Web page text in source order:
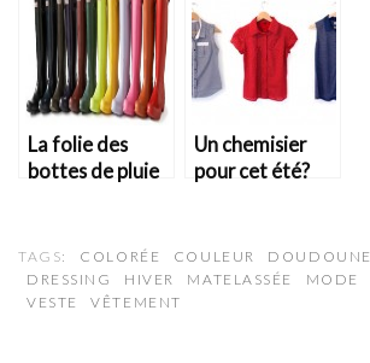
La folie des
bottes de pluie
Un chemisier
pour cet été?
TAGS: COLORÉE COULEUR DOUDOUNE
DRESSING
HIVER MATELASSÉE MODE
VESTE
VÊTEMENT